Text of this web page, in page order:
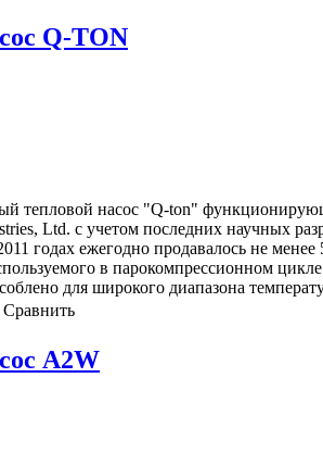
Q-TON
тепловой насос "Q-ton"
Ltd. с учетом последних научных
годах ежегодно продавалось не
в парокомпрессионном
для широкого диапазона
Сравнить
A2W